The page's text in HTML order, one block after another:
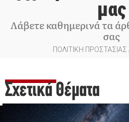
μας
Λάβετε καθημερινά τα
σας
ΠΟΛΙΤΙΚΗ
Σχετικά Θέματα